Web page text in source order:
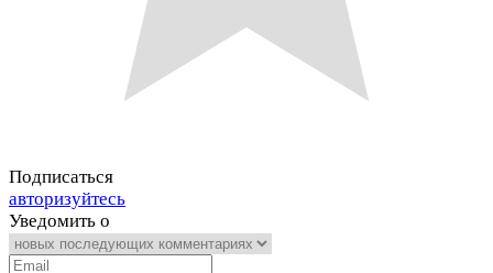
Подписаться
авторизуйтесь
Уведомить о